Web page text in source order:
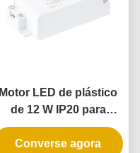
Motor LED de plástico
de 12 W IP20 para
iluminação interna com
tensão constante e
Converse agora